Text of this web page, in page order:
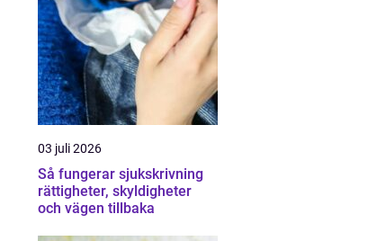
03 juli 2026
Så fungerar sjukskrivning
rättigheter, skyldigheter
och vägen tillbaka